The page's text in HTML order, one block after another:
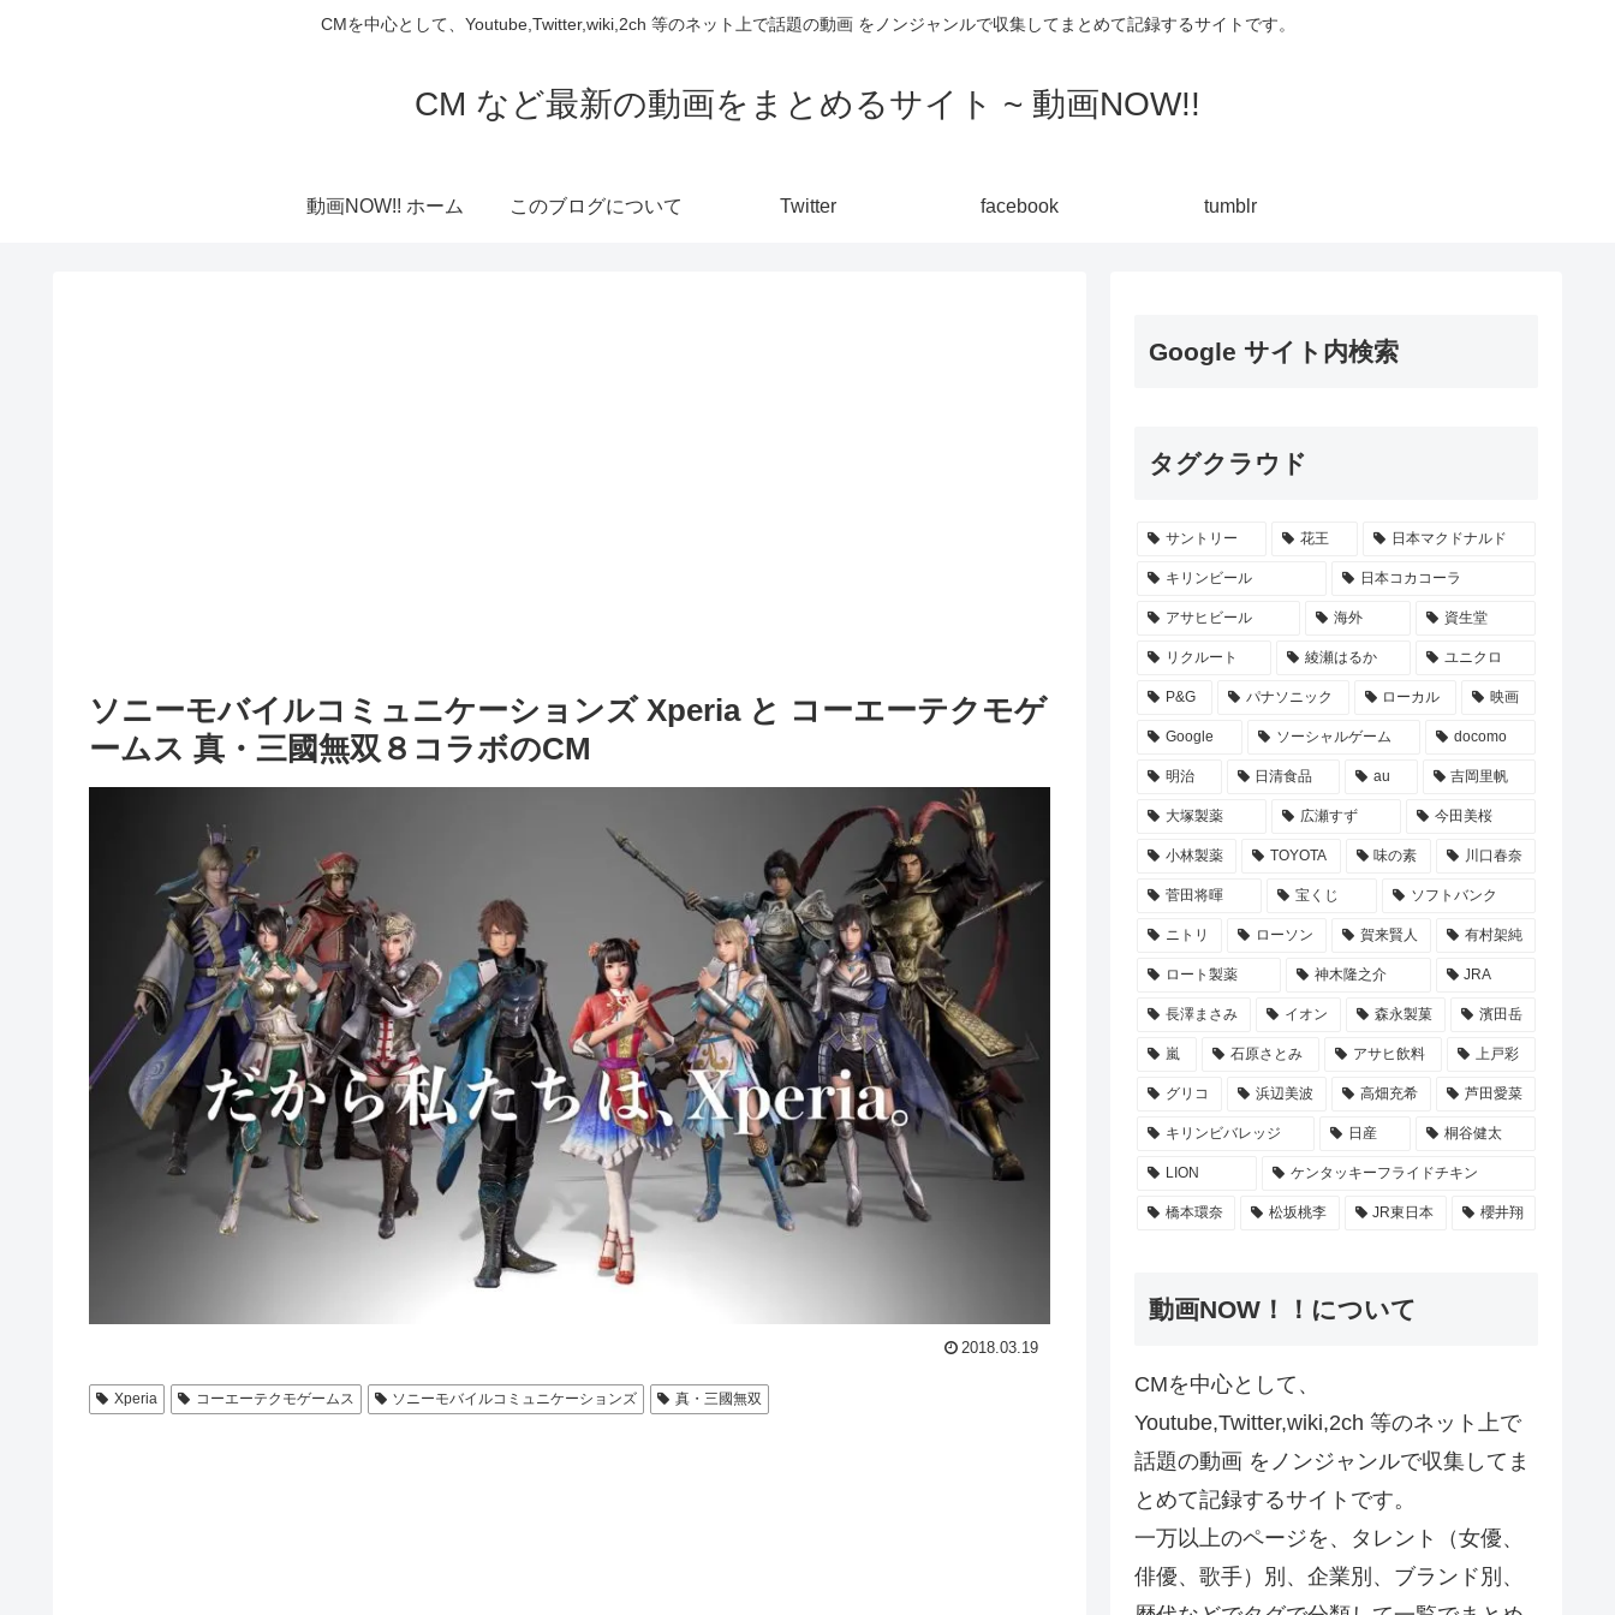
CMを中心として、Youtube,Twitter,wiki,2ch 等のネット上で話題の動画 をノンジャンルで収集してまとめて記録するサイトです。
CM など最新の動画をまとめるサイト ~ 動画NOW!!
動画NOW!! ホーム このブログについて Twitter facebook tumblr
ソニーモバイルコミュニケーションズ Xperia と コーエーテクモゲ
ームス 真・三國無双８コラボのCM
2018.03.19
Xperia コーエーテクモゲームス ソニーモバイルコミュニケーションズ 真・三國無双
Google サイト内検索
タグクラウド
サントリー 花王 日本マクドナルド
キリンビール 日本コカコーラ
アサヒビール 海外 資生堂
リクルート 綾瀬はるか ユニクロ
P&G パナソニック ローカル 映画
Google ソーシャルゲーム docomo
明治 日清食品 au 吉岡里帆
大塚製薬 広瀬すず 今田美桜
小林製薬 TOYOTA 味の素 川口春奈
菅田将暉 宝くじ ソフトバンク
ニトリ ローソン 賀来賢人 有村架純
ロート製薬 神木隆之介 JRA
長澤まさみ イオン 森永製菓 濱田岳
嵐 石原さとみ アサヒ飲料 上戸彩
グリコ 浜辺美波 高畑充希 芦田愛菜
キリンビバレッジ 日産 桐谷健太
LION ケンタッキーフライドチキン
橋本環奈 松坂桃李 JR東日本 櫻井翔
動画NOW！！について
CMを中心として、
Youtube,Twitter,wiki,2ch 等のネット上で
話題の動画 をノンジャンルで収集してま
とめて記録するサイトです。
一万以上のページを、タレント（女優、
俳優、歌手）別、企業別、ブランド別、